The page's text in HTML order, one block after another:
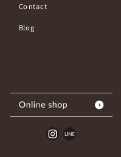
Contact
Blog